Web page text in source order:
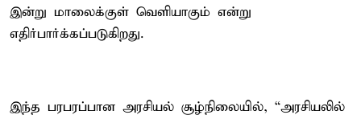
இன்று மாலைக்குள் வெளியாகும் என்று
எதிர்பார்க்கப்படுகிறது.
இந்த பரபரப்பான அரசியல் சூழ்நிலையில், “அரசியலில்